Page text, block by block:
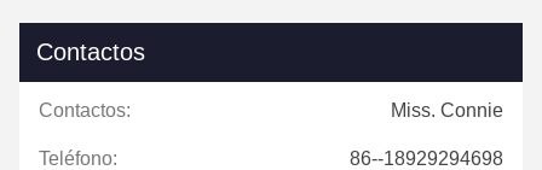
Contactos
Contactos: Miss. Connie
Teléfono: 86--18929294698